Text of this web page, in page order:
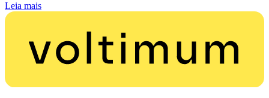
Leia mais